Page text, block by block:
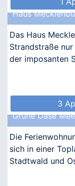
Haus
Das Haus
Strandstraße
der imposanten
3
Grüne Oase
Die
sich in einer
Stadtwald und